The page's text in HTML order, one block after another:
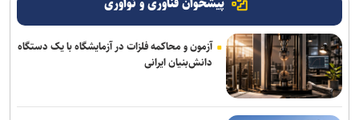
آزمون و محاکمه فلزات در آزمایشگاه با یک دستگاه
دانش‌بنیان ایرانی